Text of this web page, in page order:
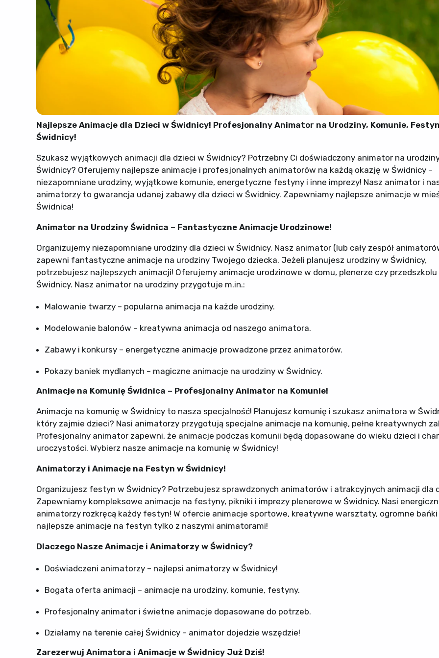
Najlepsze Animacje dla Dzieci w Świdnicy! Profesjonalny Animator na Urodziny, Komunie,
Świdnicy!
Szukasz wyjątkowych animacji dla dzieci w Świdnicy? Potrzebny Ci doświadczony animator na
Świdnicy? Oferujemy najlepsze animacje i profesjonalnych animatorów na każdą okazję w Świdnicy –
niezapomniane urodziny, wyjątkowe komunie, energetyczne festyny i inne imprezy! Nasz animator i
animatorzy to gwarancja udanej zabawy dla dzieci w Świdnicy. Zapewniamy najlepsze animacje w
Świdnica!
Animator na Urodziny Świdnica – Fantastyczne Animacje Urodzinowe!
Organizujemy niezapomniane urodziny dla dzieci w Świdnicy. Nasz animator (lub cały zespół
zapewni fantastyczne animacje na urodziny Twojego dziecka. Jeżeli planujesz urodziny w Świdnicy,
potrzebujesz najlepszych animacji! Oferujemy animacje urodzinowe w domu, plenerze czy przedszkolu
Świdnicy. Nasz animator na urodziny przygotuje m.in.:
Malowanie twarzy – popularna animacja na każde urodziny.
Modelowanie balonów – kreatywna animacja od naszego animatora.
Zabawy i konkursy – energetyczne animacje prowadzone przez animatorów.
Pokazy baniek mydlanych – magiczne animacje na urodziny w Świdnicy.
Animacje na Komunię Świdnica – Profesjonalny Animator na Komunie!
Animacje na komunię w Świdnicy to nasza specjalność! Planujesz komunię i szukasz animatora w
który zajmie dzieci? Nasi animatorzy przygotują specjalne animacje na komunię, pełne kreatywnych
Profesjonalny animator zapewni, że animacje podczas komunii będą dopasowane do wieku dzieci i
uroczystości. Wybierz nasze animacje na komunię w Świdnicy!
Animatorzy i Animacje na Festyn w Świdnicy!
Organizujesz festyn w Świdnicy? Potrzebujesz sprawdzonych animatorów i atrakcyjnych animacji dla
Zapewniamy kompleksowe animacje na festyny, pikniki i imprezy plenerowe w Świdnicy. Nasi
animatorzy rozkręcą każdy festyn! W ofercie animacje sportowe, kreatywne warsztaty, ogromne bańki
najlepsze animacje na festyn tylko z naszymi animatorami!
Dlaczego Nasze Animacje i Animatorzy w Świdnicy?
Doświadczeni animatorzy – najlepsi animatorzy w Świdnicy!
Bogata oferta animacji – animacje na urodziny, komunie, festyny.
Profesjonalny animator i świetne animacje dopasowane do potrzeb.
Działamy na terenie całej Świdnicy – animator dojedzie wszędzie!
Zarezerwuj Animatora i Animacje w Świdnicy Już Dziś!